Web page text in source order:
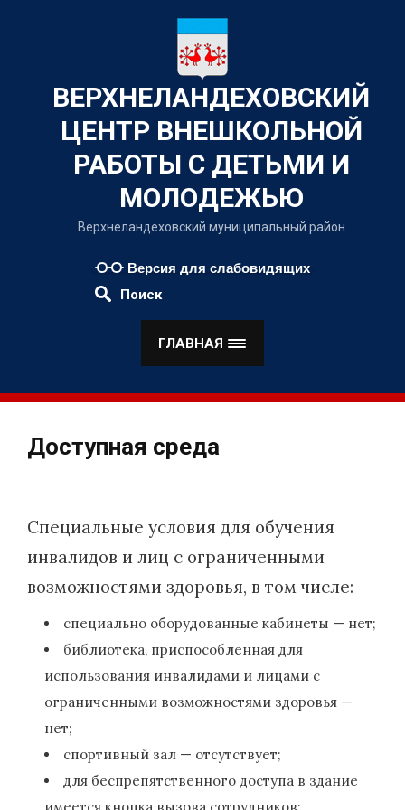
ВЕРХНЕЛАНДЕХОВСКИЙ
ЦЕНТР ВНЕШКОЛЬНОЙ
РАБОТЫ С ДЕТЬМИ И
МОЛОДЕЖЬЮ
Верхнеландеховский муниципальный район
Версия для слабовидящих
Поиск
ГЛАВНАЯ
Доступная среда
Специальные условия для обучения
инвалидов и лиц с ограниченными
возможностями здоровья, в том числе:
специально оборудованные кабинеты — нет;
библиотека, приспособленная для
использования инвалидами и лицами с
ограниченными возможностями здоровья —
нет;
спортивный зал — отсутствует;
для беспрепятственного доступа в здание